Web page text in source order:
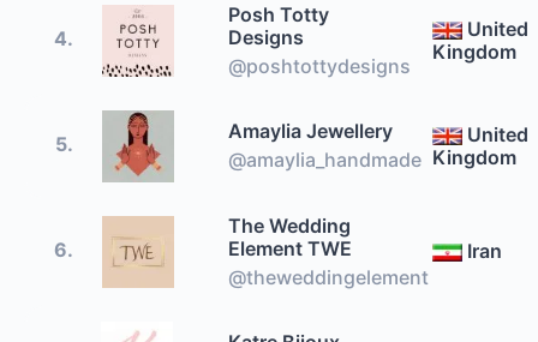
4.
Posh Totty
Designs
@poshtottydesigns
United
Kingdom
5.
Amaylia Jewellery
@amaylia_handmade
United
Kingdom
6.
The Wedding
Element TWE
@theweddingelement
Iran